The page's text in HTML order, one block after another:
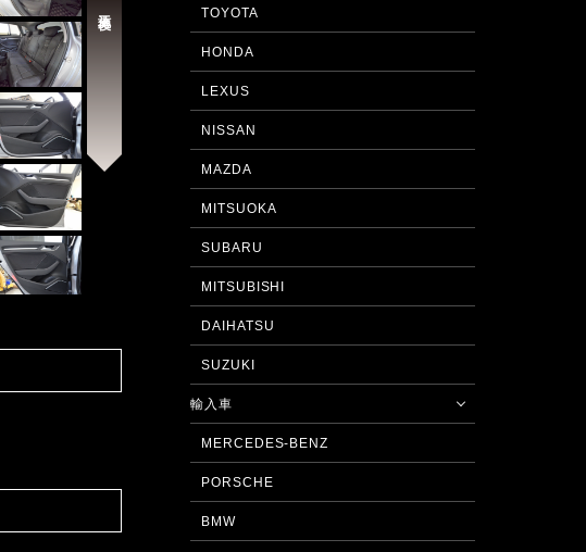
TOYOTA
HONDA
LEXUS
NISSAN
MAZDA
MITSUOKA
SUBARU
MITSUBISHI
DAIHATSU
SUZUKI
輸入車
MERCEDES-BENZ
PORSCHE
BMW